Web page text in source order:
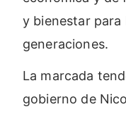
y bienestar para
generaciones.
La marcada
gobierno de